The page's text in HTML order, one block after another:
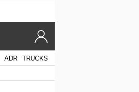
ADR TRUCKS